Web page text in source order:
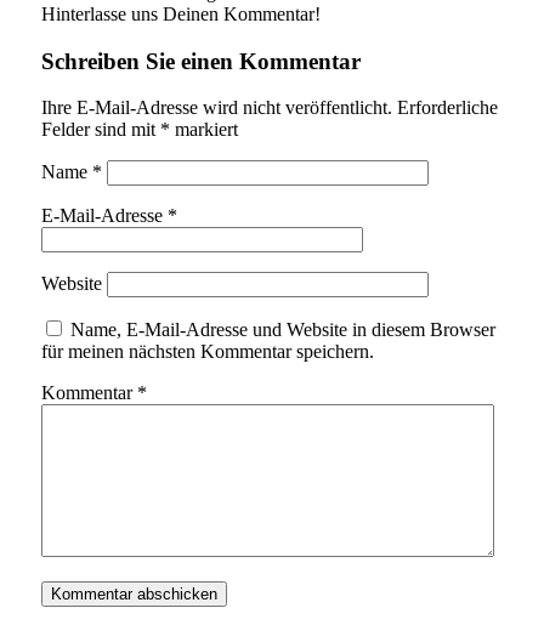
Hinterlasse uns Deinen Kommentar!
Schreiben Sie einen Kommentar
Ihre E-Mail-Adresse wird nicht veröffentlicht. Erforderliche
Felder sind mit * markiert
Name *
E-Mail-Adresse *
Website
Name, E-Mail-Adresse und Website in diesem Browser
für meinen nächsten Kommentar speichern.
Kommentar *